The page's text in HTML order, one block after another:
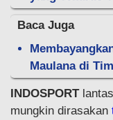
Baca Juga
Maulana di
INDOSPORT
mungkin dirasakan